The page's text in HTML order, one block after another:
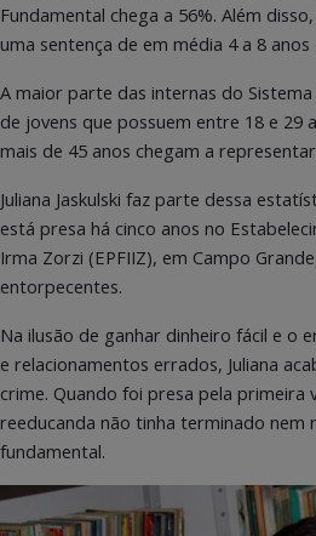
Fundamental chega a 56%. Além
uma sentença de em média 4 a 8 anos
A maior parte das internas do
de jovens que possuem entre 18 e 29
mais de 45 anos chegam a
Juliana Jaskulski faz parte dessa
está presa há cinco anos no
Irma Zorzi (EPFIIZ), em Campo
entorpecentes.
Na ilusão de ganhar dinheiro fácil e o
e relacionamentos errados, Juliana
crime. Quando foi presa pela primeira
reeducanda não tinha terminado nem
fundamental.